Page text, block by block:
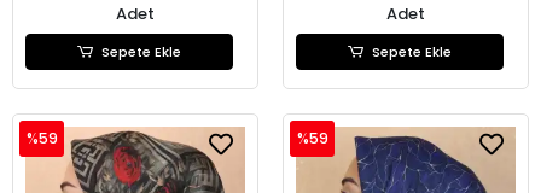
Adet
Sepete Ekle
Adet
Sepete Ekle
%59 %59